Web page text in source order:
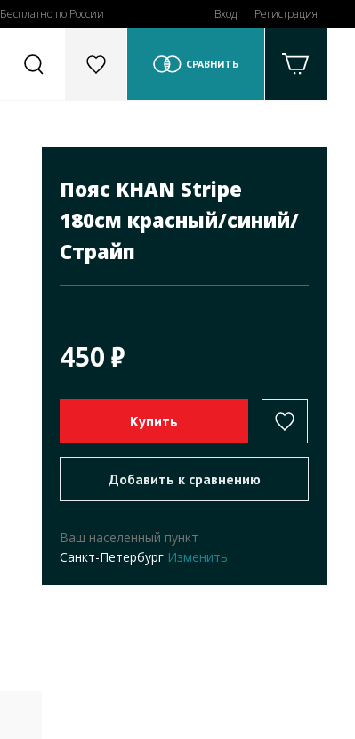
Бесплатно по России Вход Регистрация
СРАВНИТЬ
Пояс KHAN Stripe
180см красный/синий/
Страйп
450
Ваш населенный пункт
Санкт-Петербург Изменить